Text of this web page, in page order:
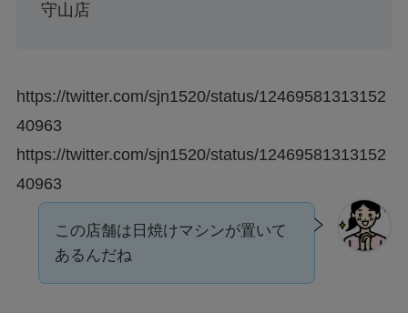
守山店
https://twitter.com/sjn1520/status/12469581313152
40963
https://twitter.com/sjn1520/status/12469581313152
40963
この店舗は日焼けマシンが置いて
あるんだね